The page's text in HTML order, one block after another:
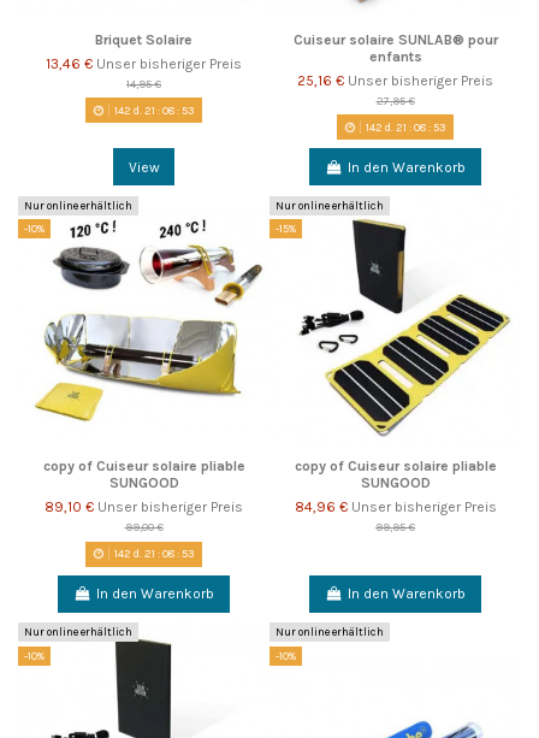
Briquet Solaire
13,46 € Unser bisheriger Preis
14,95 €
142 d. 21 :08:52
View
Cuiseur solaire SUNLAB® pour
enfants
25,16 € Unser bisheriger Preis
27,95 €
142 d. 21 :08:52
In den Warenkorb
Nur online erhältlich
-10%
copy of Cuiseur solaire pliable
SUNGOOD
89,10 € Unser bisheriger Preis
99,00 €
142 d. 21 :08:52
In den Warenkorb
Nur online erhältlich
-15%
copy of Cuiseur solaire pliable
SUNGOOD
84,96 € Unser bisheriger Preis
99,95 €
In den Warenkorb
Nur online erhältlich
-10%
Nur online erhältlich
-10%